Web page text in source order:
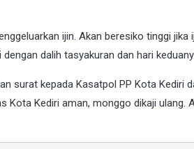
ijin. Akan beresiko tinggi
dalih tasyakuran dan hari
surat kepada Kasatpol PP Kota Kediri
Kota Kediri aman, monggo dikaji ulang.